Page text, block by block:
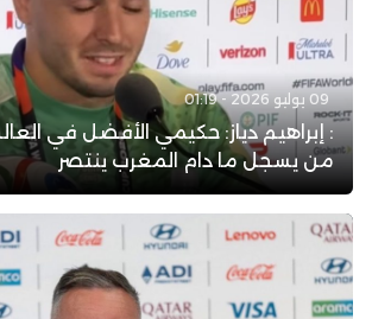
09 يوليو 2026 - 01:19
: إبراهيم دياز: حكيمي الأفضل في
من يسجل ما دام المغرب ينتصر